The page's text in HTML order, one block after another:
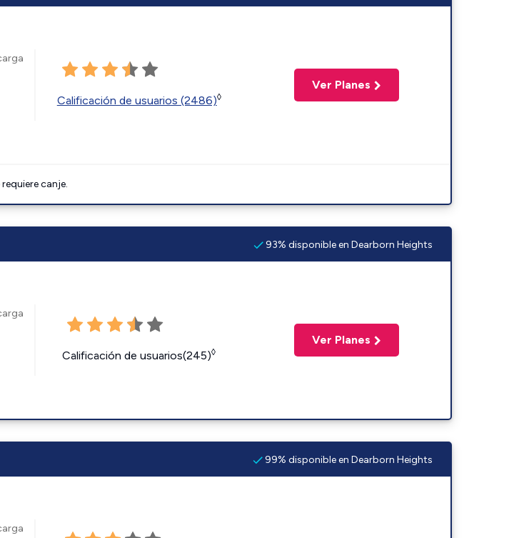
Calificación de usuarios (2486)◊
Ver Planes
canje.
93% disponible en Dearborn Heights
Calificación de usuarios(245)◊
Ver Planes
99% disponible en Dearborn Heights